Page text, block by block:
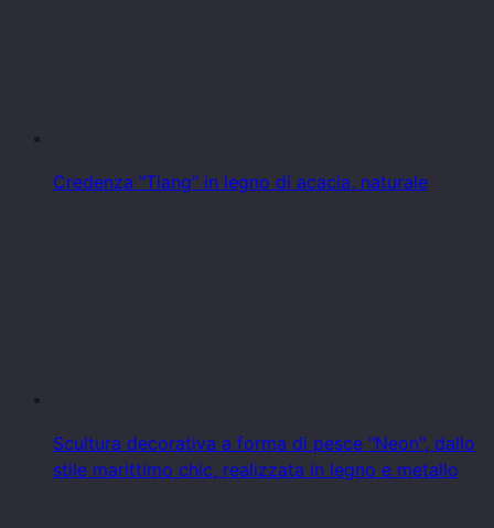
Credenza "Tiang" in legno di acacia, naturale
Scultura decorativa a forma di pesce "Neon", dallo
stile marittimo chic, realizzata in legno e metallo